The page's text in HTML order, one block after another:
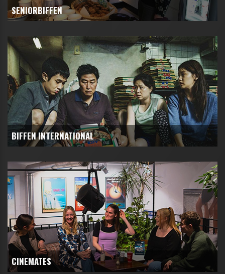
SENIORBIFFEN
BIFFEN INTERNATIONAL
CINEMATES